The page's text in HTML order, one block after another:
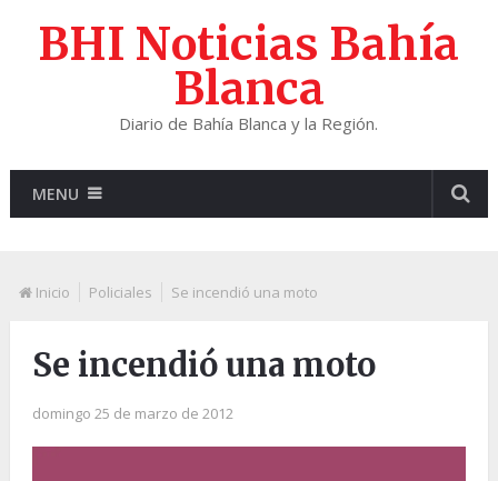
BHI Noticias Bahía
Blanca
Diario de Bahía Blanca y la Región.
MENU
Inicio Policiales Se incendió una moto
Se incendió una moto
domingo 25 de marzo de 2012